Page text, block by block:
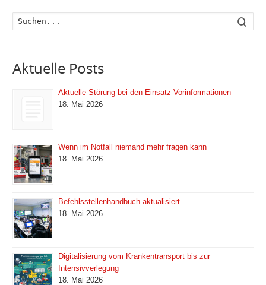
Aktuelle Posts
Aktuelle Störung bei den Einsatz-Vorinformationen
18. Mai 2026
Wenn im Notfall niemand mehr fragen kann
18. Mai 2026
Befehlsstellenhandbuch aktualisiert
18. Mai 2026
Digitalisierung vom Krankentransport bis zur
Intensivverlegung
18. Mai 2026